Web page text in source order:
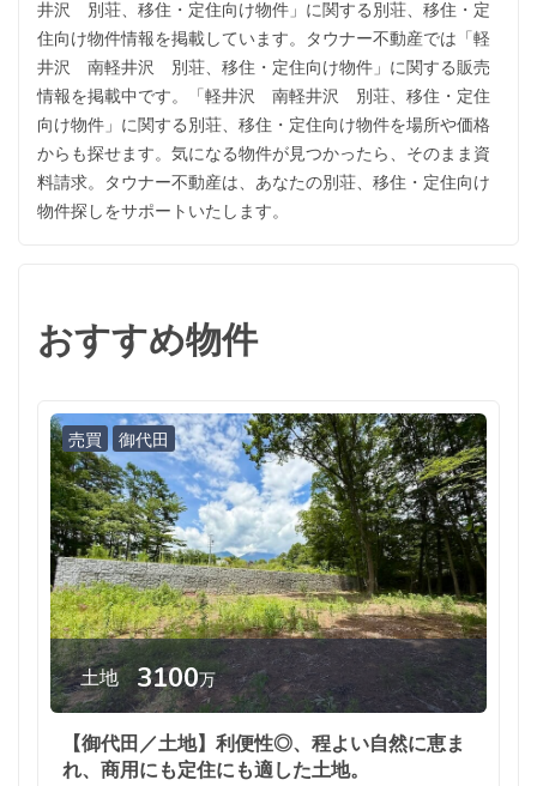
井沢 別荘、移住・定住向け物件」に関する別荘、移住・定
住向け物件情報を掲載しています。タウナー不動産では「軽
井沢 南軽井沢 別荘、移住・定住向け物件」に関する販売
情報を掲載中です。「軽井沢 南軽井沢 別荘、移住・定住
向け物件」に関する別荘、移住・定住向け物件を場所や価格
からも探せます。気になる物件が見つかったら、そのまま資
料請求。タウナー不動産は、あなたの別荘、移住・定住向け
物件探しをサポートいたします。
おすすめ物件
売買 御代田
土地 3100万
【御代田／土地】利便性◎、程よい自然に恵ま
れ、商用にも定住にも適した土地。